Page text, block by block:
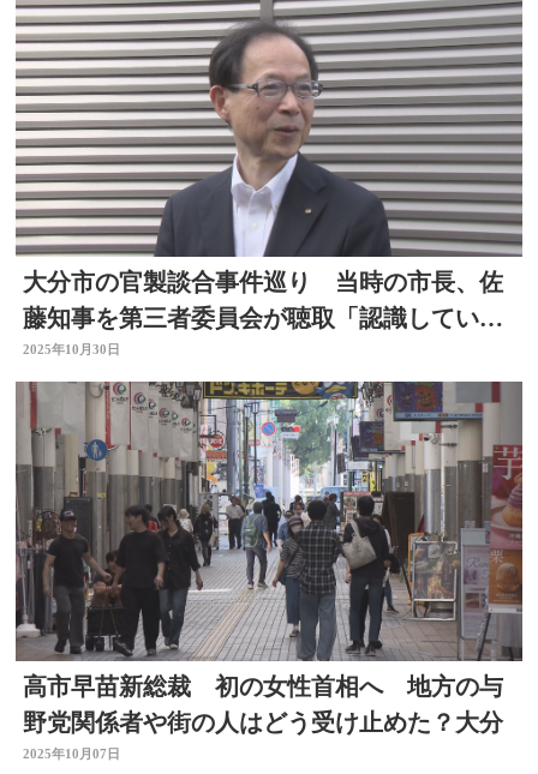
大分市の官製談合事件巡り 当時の市長、佐
藤知事を第三者委員会が聴取「認識していな
かったと答えた」
2025年10月30日
高市早苗新総裁 初の女性首相へ 地方の与
野党関係者や街の人はどう受け止めた？大分
2025年10月07日